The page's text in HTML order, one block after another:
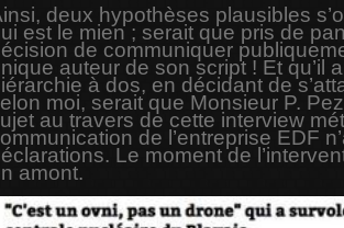
deux hypothèses plausibles
est le mien ; serait que pris de
de communiquer
auteur de son script ! Et qu’il
à dos, en décidant de
moi, serait que Monsieur P.
au travers de cette interview
de l’entreprise EDF
Le moment de
amont.